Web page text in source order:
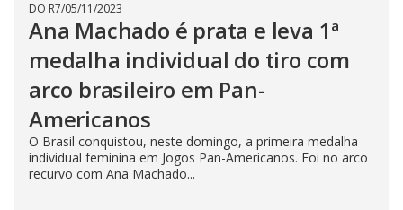
DO R7/05/11/2023
Ana Machado é prata e leva 1ª
medalha individual do tiro com
arco brasileiro em Pan-
Americanos
O Brasil conquistou, neste domingo, a primeira medalha
individual feminina em Jogos Pan-Americanos. Foi no arco
recurvo com Ana Machado...